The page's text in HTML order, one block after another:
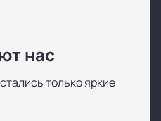
известен своим
делает его
концертов
нас
только яркие